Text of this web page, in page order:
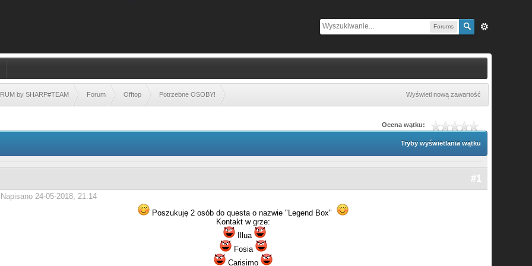
Forums
by SHARP#TEAM Forum Offtop Potrzebne OSOBY! Wyświetl nową zawartość
Ocena wątku:
Tryby wyświetlania wątku
#1
Napisano 24-05-2018, 21:14
Poszukuję 2 osób do questa o nazwie "Legend Box"
Kontakt w grze:
Illua
Fosia
Carisimo